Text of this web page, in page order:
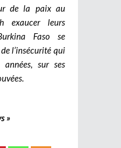
de la paix au
exaucer leurs
Faso se
l’insécurité qui
années, sur ses
»